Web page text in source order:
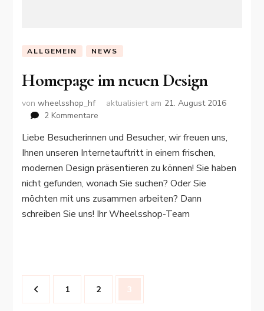
ALLGEMEIN NEWS
Homepage im neuen Design
vonwheelsshop_hf aktualisiert am 21. August 2016
2 Kommentare
im
neuen
Design
Liebe Besucherinnen und Besucher, wir freuen uns,
Ihnen unseren Internetauftritt in einem frischen,
modernen Design präsentieren zu können! Sie haben
nicht gefunden, wonach Sie suchen? Oder Sie
möchten mit uns zusammen arbeiten? Dann
schreiben Sie uns! Ihr Wheelsshop-Team
Seitennummerierung
der
Seite
1 Seite
2 Seite
3